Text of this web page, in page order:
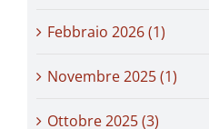
Febbraio 2026 (1)
Novembre 2025 (1)
Ottobre 2025 (3)